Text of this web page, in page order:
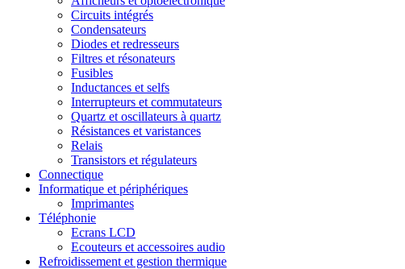
Circuits intégrés
Condensateurs
Diodes et redresseurs
Filtres et résonateurs
Fusibles
Inductances et selfs
Interrupteurs et commutateurs
Quartz et oscillateurs à quartz
Résistances et varistances
Relais
Transistors et régulateurs
Connectique
Informatique et périphériques
Imprimantes
Téléphonie
Ecrans LCD
Ecouteurs et accessoires audio
Refroidissement et gestion thermique